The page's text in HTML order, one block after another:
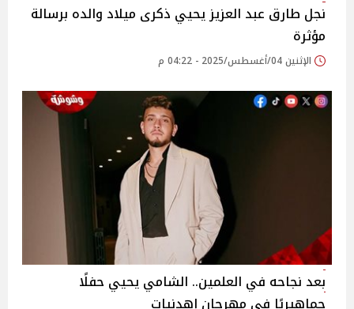
نجل طارق عبد العزيز يحيي ذكرى ميلاد والده برسالة
مؤثرة‎
الإثنين 04/أغسطس/2025 - 04:22 م
بعد نجاحه في العلمين.. الشامي يحيي حفلًا
جماهيريًا في مهرجان إهدنيات‎